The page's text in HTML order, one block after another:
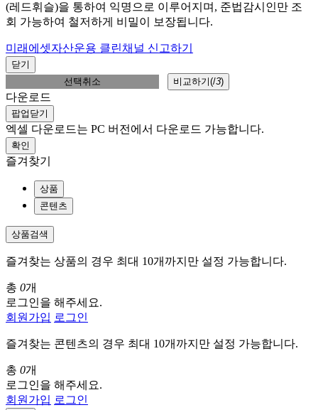
(레드휘슬)을 통하여 익명으로 이루어지며, 준법감시인만 조
회 가능하여 철저하게 비밀이 보장됩니다.
미래에셋자산운용 클린채널 신고하기
닫기
선택취소
비교하기(/3)
다운로드
팝업닫기
엑셀 다운로드는 PC 버전에서 다운로드 가능합니다.
확인
즐겨찾기
상품
콘텐츠
상품검색
즐겨찾는 상품의 경우 최대 10개까지만 설정 가능합니다.
총 0개
로그인을 해주세요.
회원가입 로그인
즐겨찾는 콘텐츠의 경우 최대 10개까지만 설정 가능합니다.
총 0개
로그인을 해주세요.
회원가입 로그인